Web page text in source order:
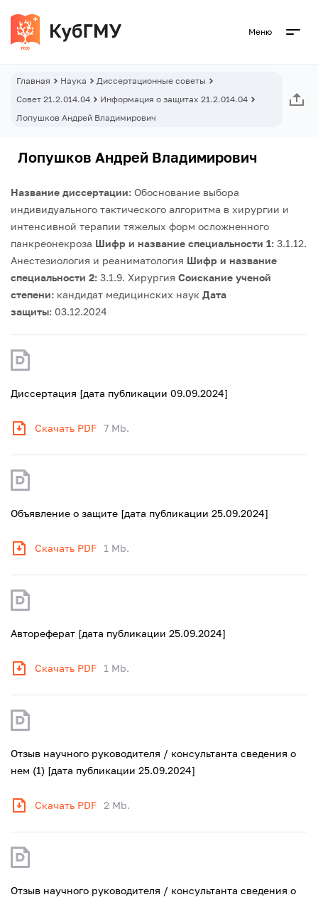
Меню
Главная Наука
Диссертационные советы
Совет 21.2.014.04
Информация о защитах 21.2.014.04
Лопушков Андрей Владимирович
Лопушков Андрей Владимирович
Название диссертации: Обоснование выбора
индивидуального тактического алгоритма в хирургии и
интенсивной терапии тяжелых форм осложненного
панкреонекроза Шифр и название специальности 1: 3.1.12.
Анестезиология и реаниматология Шифр и название
специальности 2: 3.1.9. Хирургия Соискание ученой
степени: кандидат медицинских наук Дата
защиты: 03.12.2024
Диссертация [дата публикации 09.09.2024]
Скачать PDF 7 Mb.
Объявление о защите [дата публикации 25.09.2024]
Скачать PDF 1 Mb.
Автореферат [дата публикации 25.09.2024]
Скачать PDF 1 Mb.
Отзыв научного руководителя / консультанта сведения о
нем (1) [дата публикации 25.09.2024]
Скачать PDF 2 Mb.
Отзыв научного руководителя / консультанта сведения о